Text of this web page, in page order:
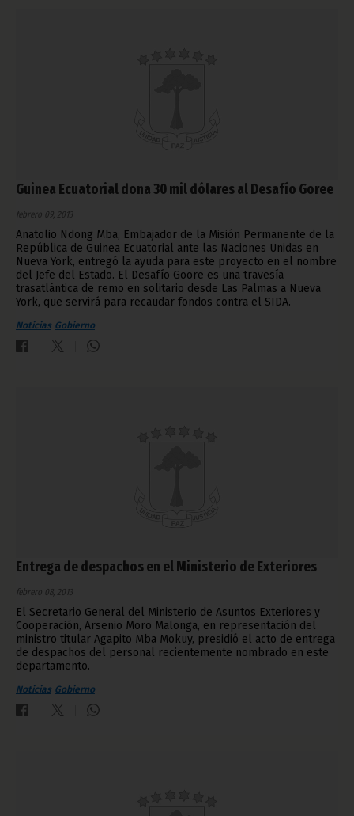
Guinea Ecuatorial dona 30 mil dólares al Desafío Goree
febrero 09, 2013
Anatolio Ndong Mba, Embajador de la Misión Permanente de la
República de Guinea Ecuatorial ante las Naciones Unidas en
Nueva York, entregó la ayuda para este proyecto en el nombre
del Jefe del Estado. El Desafío Goore es una travesía
trasatlántica de remo en solitario desde Las Palmas a Nueva
York, que servirá para recaudar fondos contra el SIDA.
Noticias Gobierno
Entrega de despachos en el Ministerio de Exteriores
febrero 08, 2013
El Secretario General del Ministerio de Asuntos Exteriores y
Cooperación, Arsenio Moro Malonga, en representación del
ministro titular Agapito Mba Mokuy, presidió el acto de entrega
de despachos del personal recientemente nombrado en este
departamento.
Noticias Gobierno